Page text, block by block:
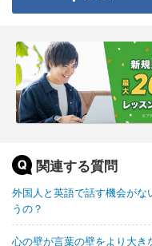
関連する質問
外国人と英語で話す機会が
うの？
心の壁が言葉の壁をより大き